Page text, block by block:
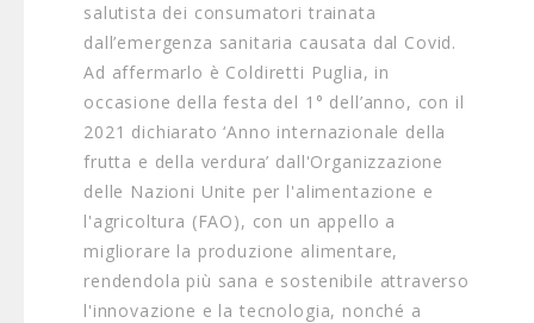
salutista dei consumatori trainata
dall’emergenza sanitaria causata dal Covid.
Ad affermarlo è Coldiretti Puglia, in
occasione della festa del 1° dell’anno, con il
2021 dichiarato ‘Anno internazionale della
frutta e della verdura’ dall'Organizzazione
delle Nazioni Unite per l'alimentazione e
l'agricoltura (FAO), con un appello a
migliorare la produzione alimentare,
rendendola più sana e sostenibile attraverso
l'innovazione e la tecnologia, nonché a